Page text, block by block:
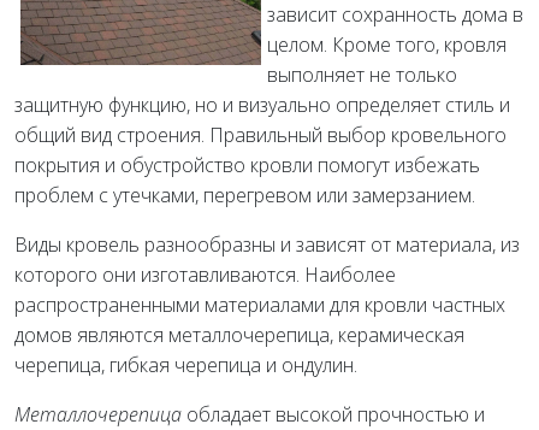
зависит сохранность дома в
целом. Кроме того, кровля
выполняет не только
защитную функцию, но и визуально определяет стиль и
общий вид строения. Правильный выбор кровельного
покрытия и обустройство кровли помогут избежать
проблем с утечками, перегревом или замерзанием.
Виды кровель разнообразны и зависят от материала, из
которого они изготавливаются. Наиболее
распространенными материалами для кровли частных
домов являются металлочерепица, керамическая
черепица, гибкая черепица и ондулин.
Металлочерепица обладает высокой прочностью и